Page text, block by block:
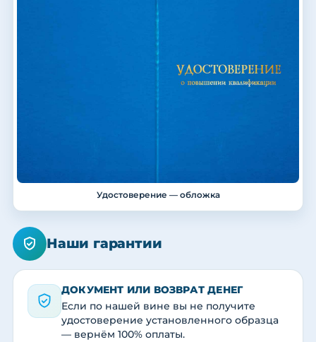
Удостоверение — обложка
Наши гарантии
ДОКУМЕНТ ИЛИ ВОЗВРАТ ДЕНЕГ
Если по нашей вине вы не получите
удостоверение установленного образца
— вернём 100% оплаты.